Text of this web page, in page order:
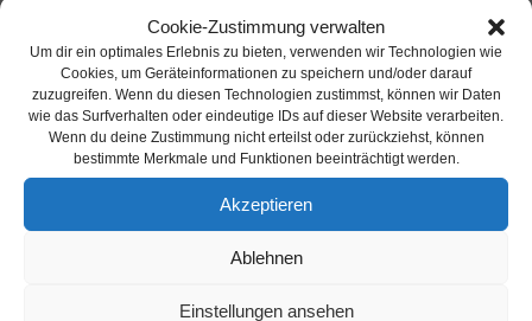
Cookie-Zustimmung verwalten
Um dir ein optimales Erlebnis zu bieten, verwenden wir Technologien wie
Cookies, um Geräteinformationen zu speichern und/oder darauf
zuzugreifen. Wenn du diesen Technologien zustimmst, können wir Daten
wie das Surfverhalten oder eindeutige IDs auf dieser Website verarbeiten.
Wenn du deine Zustimmung nicht erteilst oder zurückziehst, können
bestimmte Merkmale und Funktionen beeinträchtigt werden.
Akzeptieren
Ablehnen
Einstellungen ansehen
spannend!
Die Krimi-Autorin und Musik-Kabarettistin
Jutta Wilbertz liest ihre Krimis, plaudert
aus der Giftküche, singt ihre
mörderischen Songs zur Ukulele und
bezieht auch ihr Publikum interaktiv mit
ein! In ihrem reichen und sich ständig
findet Jutta Wilbertz stetig frische Zutaten.